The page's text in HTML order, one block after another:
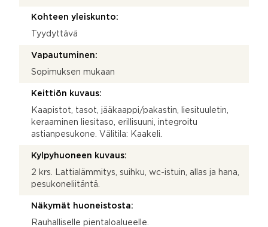
Kohteen yleiskunto:
Tyydyttävä
Vapautuminen:
Sopimuksen mukaan
Keittiön kuvaus:
Kaapistot, tasot, jääkaappi/pakastin, liesituuletin,
keraaminen liesitaso, erillisuuni, integroitu
astianpesukone. Välitila: Kaakeli.
Kylpyhuoneen kuvaus:
2 krs. Lattialämmitys, suihku, wc-istuin, allas ja hana,
pesukoneliitäntä.
Näkymät huoneistosta:
Rauhalliselle pientaloalueelle.